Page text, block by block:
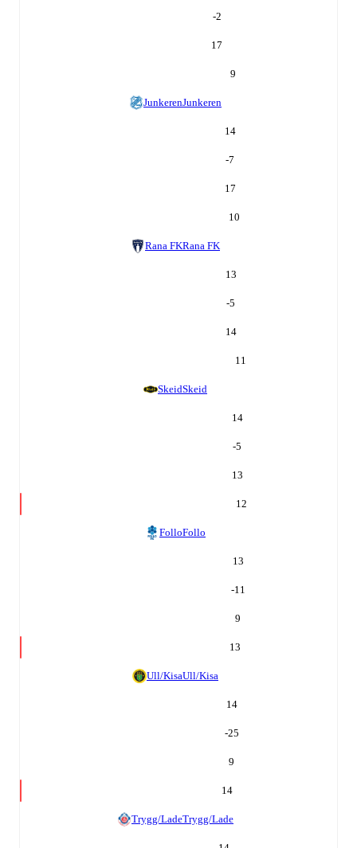
-2
17
9
JunkerenJunkeren
14
-7
17
10
Rana FKRana FK
13
-5
14
11
SkeidSkeid
14
-5
13
12
FolloFollo
13
-11
9
13
Ull/KisaUll/Kisa
14
-25
9
14
Trygg/LadeTrygg/Lade